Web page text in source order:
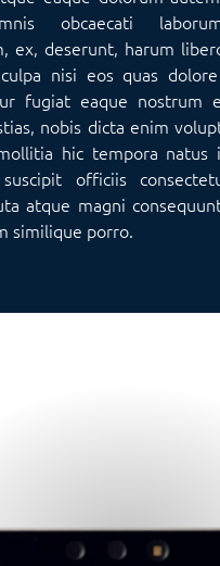
obcaecati
ex, deserunt, harum
nisi eos quas
fugiat eaque nostrum
nobis dicta enim
hic tempora natus
officiis
atque magni
similique porro.